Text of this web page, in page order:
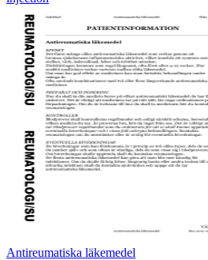
Antireumatiska läkemedel